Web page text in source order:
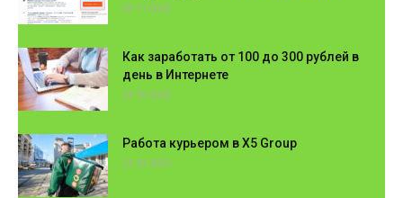
29.11.2023
Как заработать от 100 до 300 рублей в
день в Интернете
23.10.2023
Работа курьером в Х5 Group
23.10.2023